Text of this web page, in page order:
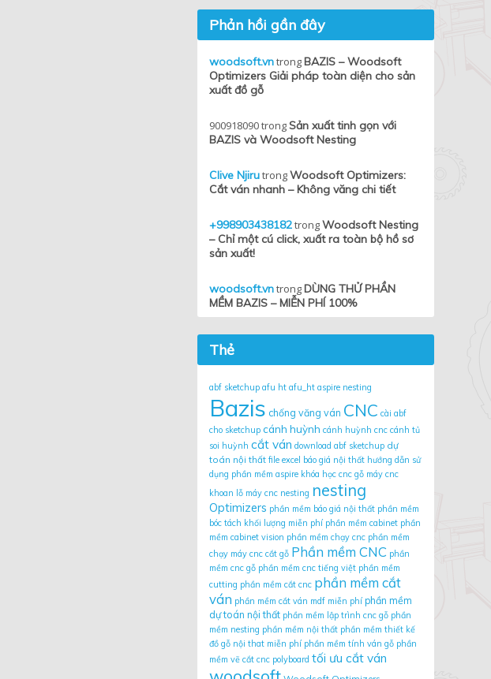
Phản hồi gần đây
woodsoft.vntrongBAZIS – Woodsoft
Optimizers Giải pháp toàn diện cho sản
xuất đồ gỗ
900918090trongSản xuất tinh gọn với
BAZIS và Woodsoft Nesting
Clive NjirutrongWoodsoft Optimizers:
Cắt ván nhanh – Không văng chi tiết
+998903438182trongWoodsoft Nesting
– Chỉ một cú click, xuất ra toàn bộ hồ sơ
sản xuất!
woodsoft.vntrongDÙNG THỬ PHẦN
MỀM BAZIS – MIỄN PHÍ 100%
Thẻ
abf sketchup afu ht afu_ht aspire nesting
Bazis chống văng ván CNC cài abf
cho sketchup cánh huỳnh cánh huỳnh cnc cánh tủ
soi huỳnh cắt ván download abf sketchup dự
toán nội thất file excel báo giá nội thất hướng dẫn sử
dụng phần mềm aspire khóa học cnc gỗ máy cnc
khoan lỗ máy cnc nesting nesting
Optimizers phần mềm báo giá nội thất phần mềm
bóc tách khối lượng miễn phí phần mềm cabinet phần
mềm cabinet vision phần mềm chạy cnc phần mềm
chạy máy cnc cắt gỗ Phần mềm CNC phần
mềm cnc gỗ phần mềm cnc tiếng việt phần mềm
cutting phần mềm cắt cnc phần mềm cắt
ván phần mềm cắt ván mdf miễn phí phần mềm
dự toán nội thất phần mềm lập trình cnc gỗ phần
mềm nesting phần mềm nội thất phần mềm thiết kế
đồ gỗ nội that miễn phí phần mềm tính ván gỗ phần
mềm vẽ cắt cnc polyboard tối ưu cắt ván